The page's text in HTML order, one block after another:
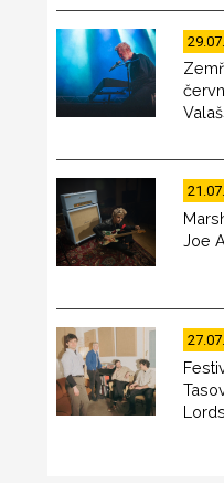
Joe